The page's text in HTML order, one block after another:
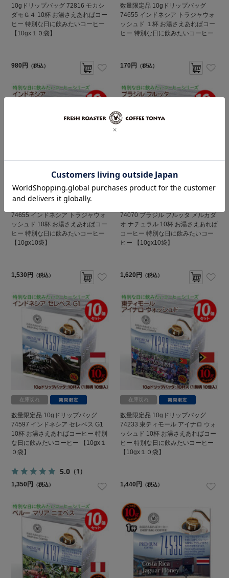
10gドリップバッグ 72816 モカシ
ダモＧ４ 10杯 お湯さえあればコー
ヒー 特別な日に飲みたいコーヒー
【10gx１０袋】
980円 （税込）
数量限定品 10gドリップバッグ
74655 インドネシア トラジャウォ
ッシュド １杯 お湯さえあればコー
ヒー 特別な日に飲みたいコーヒー
170円 （税込）
数量限定品 10gドリップバッグ
74655 インドネシア トラジャウォ
ッシュド 10杯 お湯さえあればコー
ヒー 特別な日に飲みたいコーヒー
【10gx10袋】
1,530円 （税込）
74070 ブラジル フルッタ メルカダ
オ ナチュラル 10杯 お湯さえあれば
コーヒー 特別な日に飲みたいコー
ヒー 【10gx10袋】
1,620円 （税込）
在庫切れ
数量限定品 10gドリップバッグ
74597 インドネシア セレベス G1
10杯 お湯さえあればコーヒー 特別
な日に飲みたいコーヒー 【10gx１
０袋】
5.0（1）
1,350円 （税込）
在庫切れ
数量限定品 10gドリップバッグ
74233 東ティモール アイナロ ウォ
ッシュド 10杯 お湯さえあればコー
ヒー 特別な日に飲みたいコーヒー
【10gx１０袋】
1,440円 （税込）